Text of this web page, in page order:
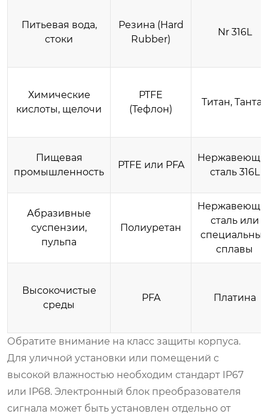
Питьевая вода,
стоки
Резина (Hard
Rubber)
Nr 316L
Химические
кислоты, щелочи
PTFE
(Тефлон)
Титан, Тантал
Пищевая
промышленность
PTFE или PFA
сталь 316L
Абразивные
суспензии,
пульпа
Полиуретан
сталь или
специальные
сплавы
Высокочистые
среды
PFA Платина
Обратите внимание на класс защиты корпуса.
Для уличной установки или помещений с
высокой влажностью необходим стандарт IP67
или IP68. Электронный блок преобразователя
сигнала может быть установлен отдельно от